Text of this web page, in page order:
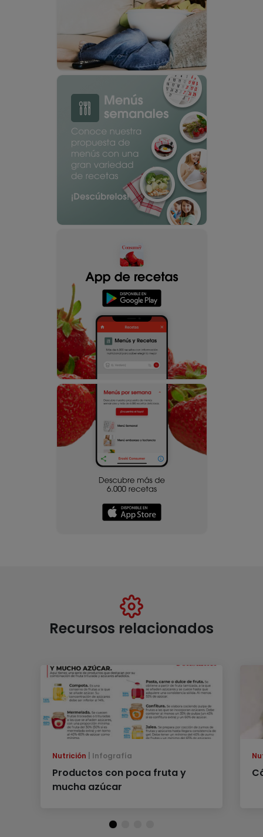
Recursos relacionados
Nutrición Infografía
Productos con poca fruta y
mucha azúcar